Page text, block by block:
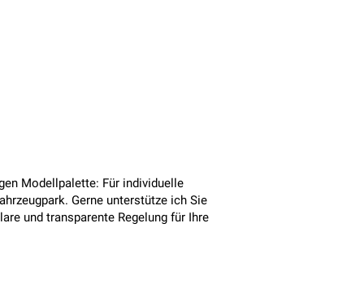
Modellpalette: Für individuelle
Gerne unterstütze ich Sie
und transparente Regelung für Ihre